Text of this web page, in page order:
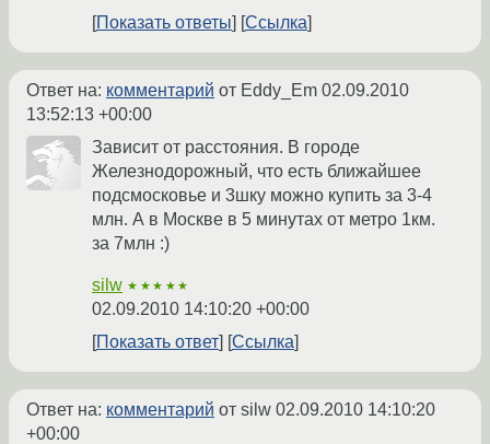
Показать ответы
Ссылка
Ответ на: комментарий от Eddy_Em 02.09.2010
13:52:13 +00:00
Зависит от расстояния. В городе
Железнодорожный, что есть ближайшее
подсмосковье и 3шку можно купить за 3-4
млн. А в Москве в 5 минутах от метро 1км.
за 7млн :)
silw ★★★★★
02.09.2010 14:10:20 +00:00
Показать ответ
Ссылка
Ответ на: комментарий от silw 02.09.2010 14:10:20
+00:00